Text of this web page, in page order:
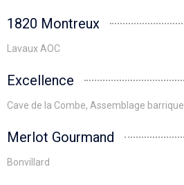
1820 Montreux
Lavaux AOC
Excellence
Cave de la Combe, Assemblage barrique
Merlot Gourmand
Bonvillard